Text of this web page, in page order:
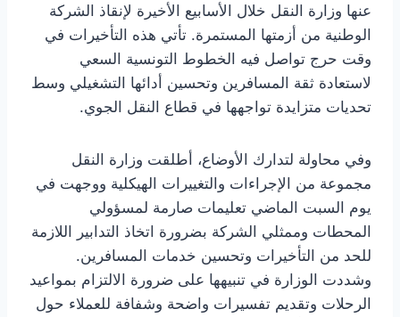
عنها وزارة النقل خلال الأسابيع الأخيرة لإنقاذ الشركة
الوطنية من أزمتها المستمرة. تأتي هذه التأخيرات في
وقت حرج تواصل فيه الخطوط التونسية السعي
لاستعادة ثقة المسافرين وتحسين أدائها التشغيلي وسط
تحديات متزايدة تواجهها في قطاع النقل الجوي.
وفي محاولة لتدارك الأوضاع، أطلقت وزارة النقل
مجموعة من الإجراءات والتغييرات الهيكلية ووجهت في
يوم السبت الماضي تعليمات صارمة لمسؤولي
المحطات وممثلي الشركة بضرورة اتخاذ التدابير اللازمة
للحد من التأخيرات وتحسين خدمات المسافرين.
وشددت الوزارة في تنبيهها على ضرورة الالتزام بمواعيد
الرحلات وتقديم تفسيرات واضحة وشفافة للعملاء حول